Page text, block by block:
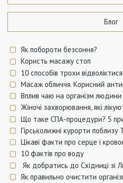
Блог
Як побороти безсоння?
Користь масажу стоп
10 способів трохи
Масаж обличчя. Корисний
Вплив чаю на організм людини
Жіночі захворювання, які
Що таке СПА-процедури? 5
Гірськолижні курорти поблизу
Цікаві факти про серце і
10 фактів про воду
Як добратись до Східниці зі
Як правильно очистити